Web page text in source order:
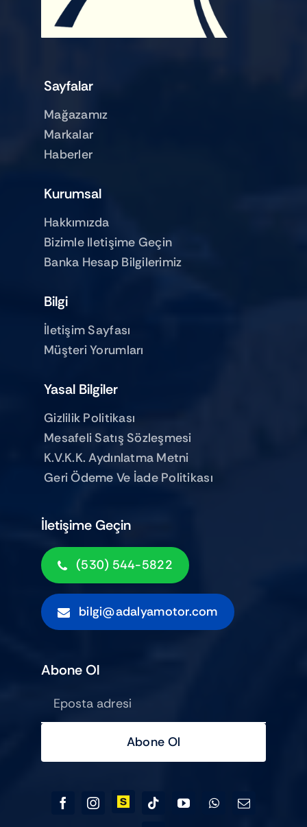
Sayfalar
Mağazamız
Markalar
Haberler
Kurumsal
Hakkımızda
Bizimle Iletişime Geçin
Banka Hesap Bilgilerimiz
İletişime Geçin
(530) 544-5822
bilgi@adalyamotor.com
Bilgi
İletişim Sayfası
Müşteri Yorumları
Yasal Bilgiler
Gizlilik Politikası
Mesafeli Satış Sözleşmesi
K.V.K.K. Aydınlatma Metni
Geri Ödeme Ve İade Politikası
Abone Ol
Abone Ol